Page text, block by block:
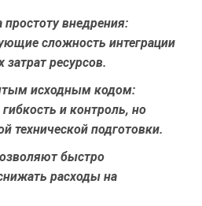
внедрения:
сложность интеграции
ресурсов.
исходным кодом:
и контроль, но
технической подготовки.
быстро
расходы на